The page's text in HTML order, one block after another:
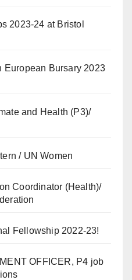
2023-24 at Bristol
European Bursary 2023
and Health (P3)/
/ UN Women
Coordinator (Health)/
Fellowship 2022-23!
OFFICER, P4 job